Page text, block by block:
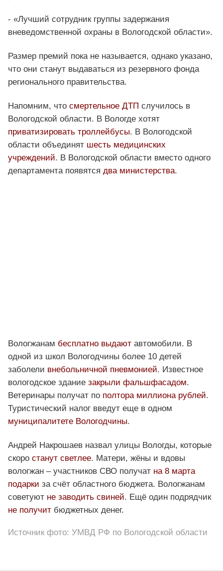
- «Лучший сотрудник группы задержания
вневедомственной охраны в Вологодской области».
Размер премий пока не называется, однако указано,
что они станут выдаваться из резервного фонда
регионального правительства.
Напомним, что смертельное ДТП случилось в
Вологодской области. В Вологде хотят
приватизировать троллейбусы. В Вологодской
области объединят шесть медицинских
учреждений. В Вологодской области вместо одного
департамента появятся два министерства.
Вологжанам бесплатно выдают автомобили. В
одной из школ Вологодчины более 10 детей
заболели внебольничной пневмонией. Известное
вологодское здание закрыли фальшфасадом.
Ветеринары получат по полтора миллиона рублей.
Туристический налог введут еще в одном
муниципалитете Вологодчины.
Андрей Накрошаев назвал улицы Вологды, которые
скоро станут светлее. Матери, жёны и вдовы
вологжан – участников СВО получат на 8 марта
подарки за счёт областного бюджета. Вологжанам
советуют не заводить свиней. Ещё один подрядчик
не получит бюджетных денег.
Источник фото: УМВД РФ по Вологодской области